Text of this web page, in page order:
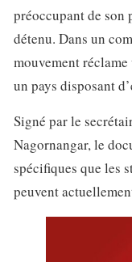
préoccupant de son
détenu. Dans un
mouvement
un pays disposant
Signé par le
Nagornangar, le
spécifiques que les
peuvent